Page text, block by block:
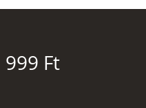
FtÁr